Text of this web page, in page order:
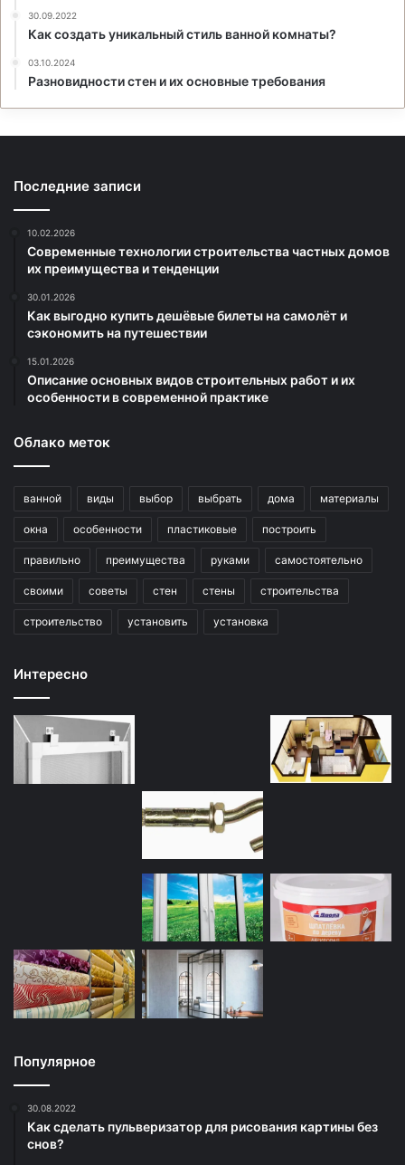
30.09.2022
Как создать уникальный стиль ванной комнаты?
03.10.2024
Разновидности стен и их основные требования
Последние записи
10.02.2026
Современные технологии строительства частных домов
их преимущества и тенденции
30.01.2026
Как выгодно купить дешёвые билеты на самолёт и
сэкономить на путешествии
15.01.2026
Описание основных видов строительных работ и их
особенности в современной практике
Облако меток
ванной виды выбор выбрать дома материалы
окна особенности пластиковые построить
правильно преимущества руками самостоятельно
своими советы стен стены строительства
строительство установить установка
Интересно
Популярное
30.08.2022
Как сделать пульверизатор для рисования картины без
снов?